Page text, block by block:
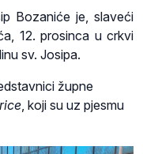
Bozaniće je, slaveći
12. prosinca u crkvi
sv. Josipa.
župne
, koji su uz pjesmu